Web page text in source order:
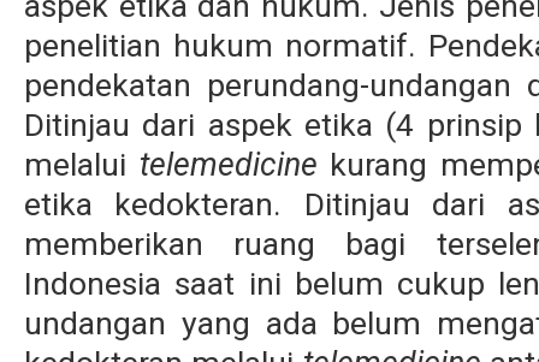
penelitian hukum normatif.
pendekatan perundang-
Ditinjau dari aspek etika (4
melalui telemedicine kurang
etika kedokteran. Ditinjau dari
memberikan ruang bagi
Indonesia saat ini belum cukup
undangan yang ada belum